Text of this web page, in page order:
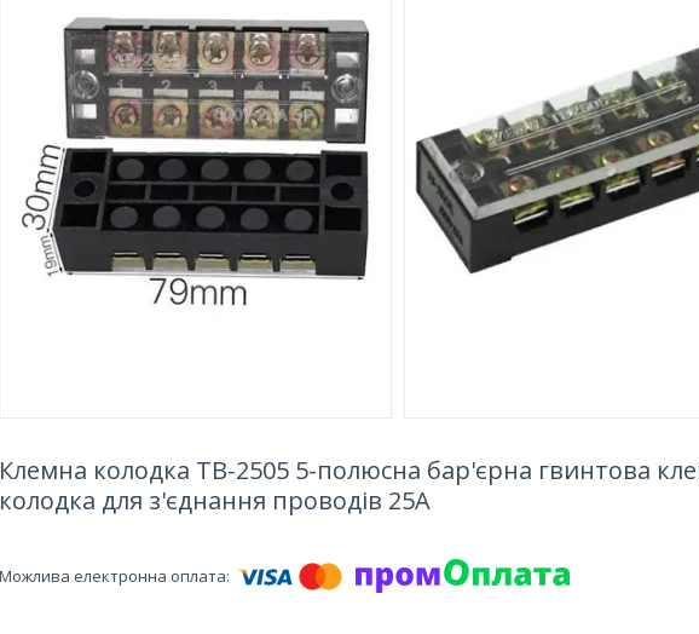
Клемна колодка ТВ-2505 5-полюсна бар'єрна гвинтова
колодка для з'єднання проводів 25А